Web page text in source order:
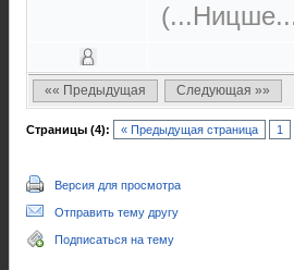
«« Предыдущая Следующая »»
Страницы (4): « Предыдущая страница 1
Версия для просмотра
Отправить тему другу
Подписаться на тему